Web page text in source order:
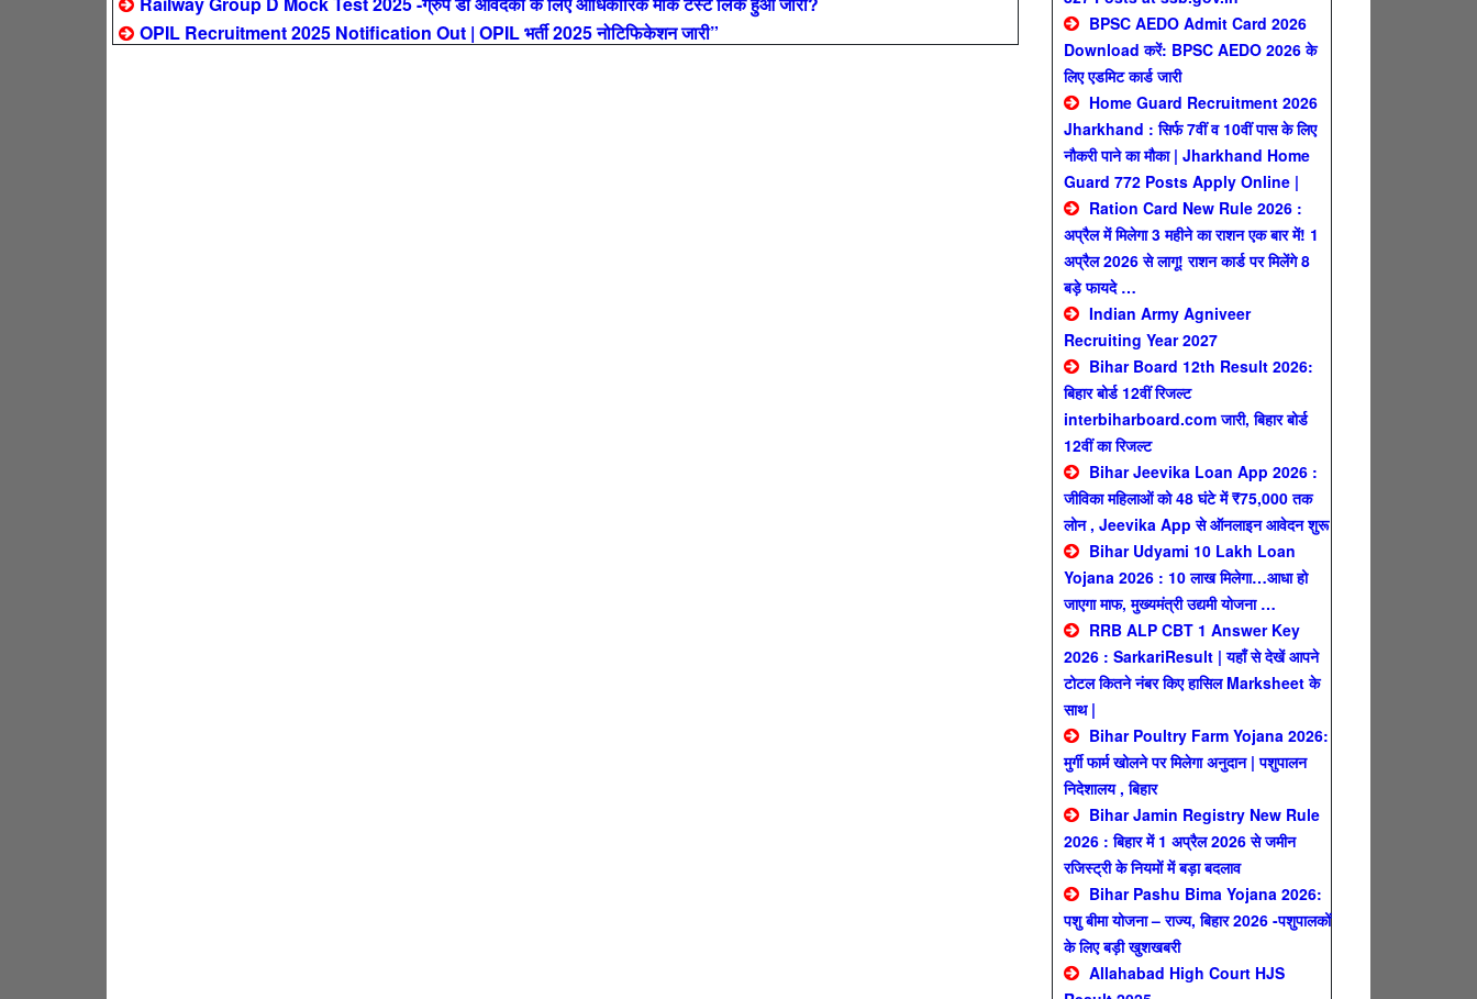
OPIL Recruitment 2025 Notification Out | OPIL भर्ती 2025 नोटिफिकेशन जारी”
BPSC AEDO Admit Card 2026
Download करें: BPSC AEDO 2026 के
लिए एडमिट कार्ड जारी
Home Guard Recruitment 2026
Jharkhand : सिर्फ 7वीं व 10वीं पास के लिए
नौकरी पाने का मौका | Jharkhand Home
Guard 772 Posts Apply Online |
Ration Card New Rule 2026 :
अप्रैल में मिलेगा 3 महीने का राशन एक बार में! 1
अप्रैल 2026 से लागू! राशन कार्ड पर मिलेंगे 8
बड़े फायदे …
Indian Army Agniveer
Recruiting Year 2027
Bihar Board 12th Result 2026:
बिहार बोर्ड 12वीं रिजल्ट
interbiharboard.com जारी, बिहार बोर्ड
12वीं का रिजल्ट
Bihar Jeevika Loan App 2026 :
जीविका महिलाओं को 48 घंटे में ₹75,000 तक
लोन , Jeevika App से ऑनलाइन आवेदन शुरू
Bihar Udyami 10 Lakh Loan
Yojana 2026 : 10 लाख मिलेगा…आधा हो
जाएगा माफ, मुख्यमंत्री उद्यमी योजना …
RRB ALP CBT 1 Answer Key
2026 : SarkariResult | यहाँ से देखें आपने
टोटल कितने नंबर किए हासिल Marksheet के
साथ |
Bihar Poultry Farm Yojana 2026:
मुर्गी फार्म खोलने पर मिलेगा अनुदान | पशुपालन
निदेशालय , बिहार
Bihar Jamin Registry New Rule
2026 : बिहार में 1 अप्रैल 2026 से जमीन
रजिस्ट्री के नियमों में बड़ा बदलाव
Bihar Pashu Bima Yojana 2026:
पशु बीमा योजना – राज्य, बिहार 2026 -पशुपालकों
के लिए बड़ी खुशखबरी
Allahabad High Court HJS